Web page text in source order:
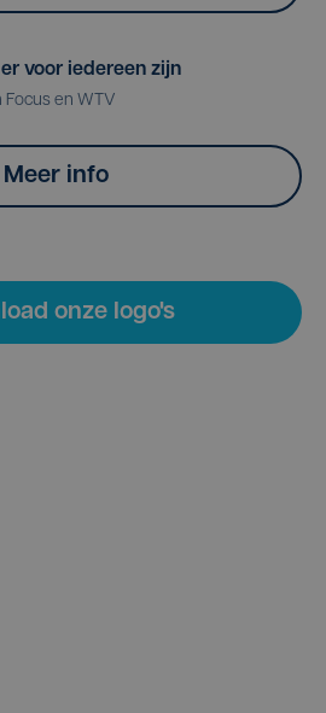
voor iedereen zijn
Focus en WTV
Meer info
onze logo's